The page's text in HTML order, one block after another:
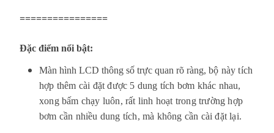
================
Đặc điểm nổi bật:
Màn hình LCD thông số trực quan rõ ràng, bộ này tích
hợp thêm cài đặt được 5 dung tích bơm khác nhau,
xong bấm chạy luôn, rất linh hoạt trong trường hợp
bơm cần nhiều dung tích, mà không cần cài đặt lại.